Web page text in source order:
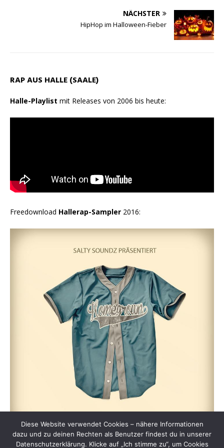
NÄCHSTER
HipHop im Halloween-Fieber
RAP AUS HALLE (SAALE)
Halle-Playlist mit Releases von 2006 bis heute:
Freedownload Hallerap-Sampler 2016:
Diese Website verwendet Cookies – nähere Informationen
dazu und zu deinen Rechten als Benutzer findest du in unserer
Datenschutzerklärung. Klicke auf „Ich stimme zu“, um Cookies